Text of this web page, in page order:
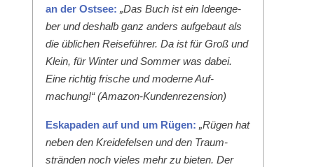
an der Ost­see: „Das Buch ist ein Ideenge­
ber und deshalb ganz anders aufge­baut als
die üblichen Reise­führer. Da ist für Groß und
Klein, für Win­ter und Som­mer was dabei.
Eine richtig frische und mod­erne Auf­
machung!“ (Ama­zon-Kun­den­rezen­sion)
Eska­paden auf und um Rügen: „Rügen hat
neben den Krei­de­felsen und den Traum­
strän­den noch vieles mehr zu bieten. Der